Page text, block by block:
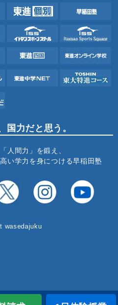
国力だと思う。
「人間力」を鍛え、
高い学力を身につける早稲田塾
wasedajuku